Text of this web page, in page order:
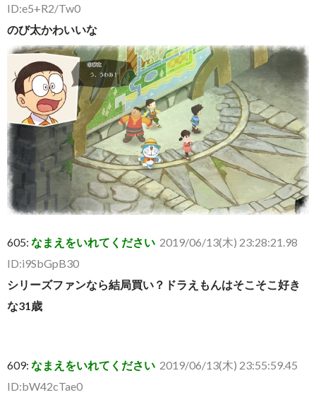
ID:e5+R2/Tw0
のび太かわいいな
605: なまえをいれてください 2019/06/13(木) 23:28:21.98
ID:i9SbGpB30
シリーズファンなら結局買い？ドラえもんはそこそこ好き
な31歳
609: なまえをいれてください 2019/06/13(木) 23:55:59.45
ID:bW42cTae0